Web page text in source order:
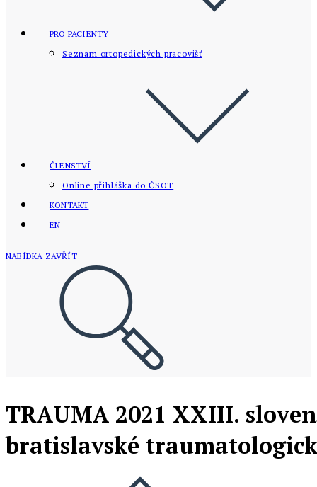
PRO PACIENTY
Seznam ortopedických pracovišť
ČLENSTVÍ
Online přihláška do ČSOT
KONTAKT
EN
NABÍDKA ZAVŘÍT
TRAUMA 2021 XXIII.
bratislavské